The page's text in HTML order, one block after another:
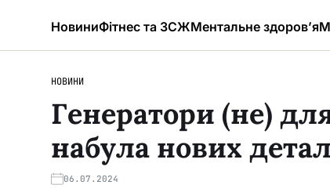
НовиниФітнес та ЗСЖМентальне здоров’я
НОВИНИ
Генератори (не)
набула нових
06.07.2024